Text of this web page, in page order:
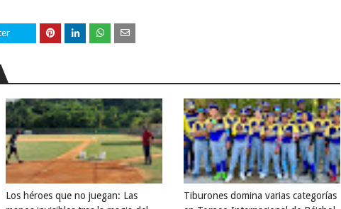
Los héroes que no juegan: Las
Tiburones domina varias categorías